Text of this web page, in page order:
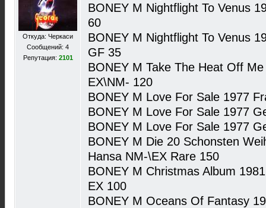
Откуда: Черкаси
Сообщений: 4
Репутация: 2101
BONEY M Nightflight To Venus
60
BONEY M Nightflight To Venus
GF 35
BONEY M Take The Heat Off
EX\NM- 120
BONEY M Love For Sale 1977
BONEY M Love For Sale 1977
BONEY M Love For Sale 1977
BONEY M Die 20 Schonsten
Hansa NM-\EX Rare 150
BONEY M Christmas Album
EX 100
BONEY M Oceans Of Fantasy